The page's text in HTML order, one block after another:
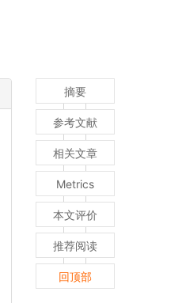
摘要
参考文献
相关文章
Metrics
本文评价
推荐阅读
回顶部